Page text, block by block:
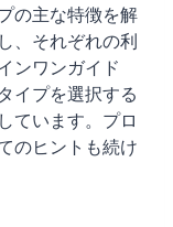
の主な特徴を解
、それぞれの利
ンワンガイド
イプを選択する
ています。プロ
のヒントも続け